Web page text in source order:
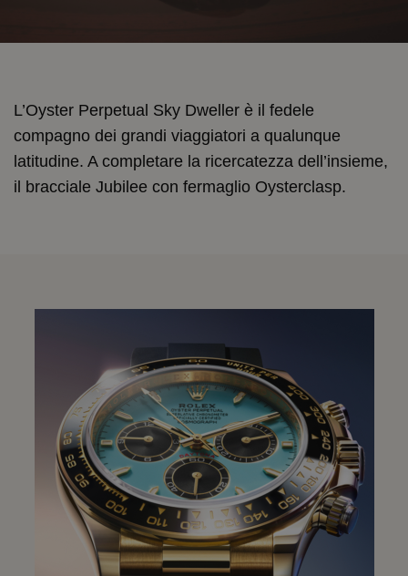
L’Oyster Perpetual Sky Dweller è il fedele
compagno dei grandi viaggiatori a qualunque
latitudine. A completare la ricercatezza dell’insieme,
il bracciale Jubilee con fermaglio Oysterclasp.